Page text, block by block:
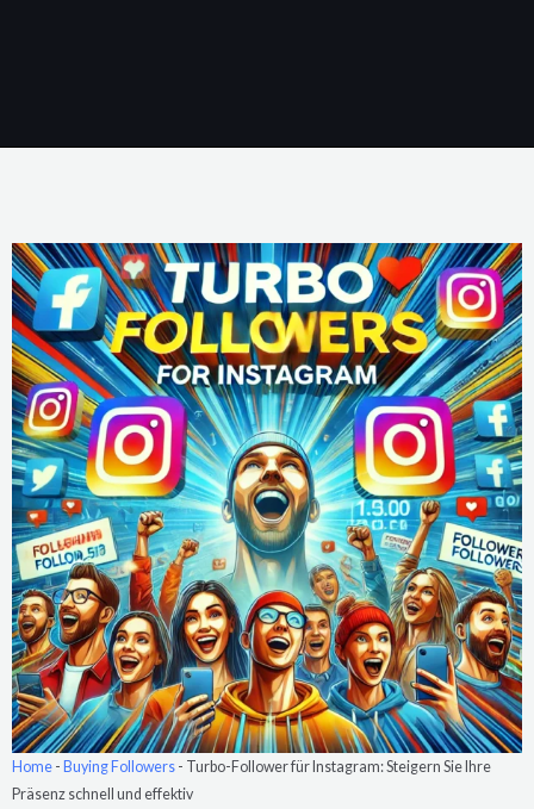
Home - Buying Followers - Turbo-Follower für Instagram: Steigern Sie Ihre
Präsenz schnell und effektiv